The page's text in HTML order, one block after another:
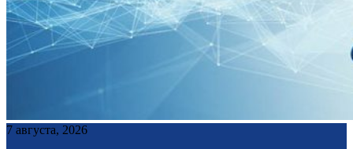
7 августа, 2026